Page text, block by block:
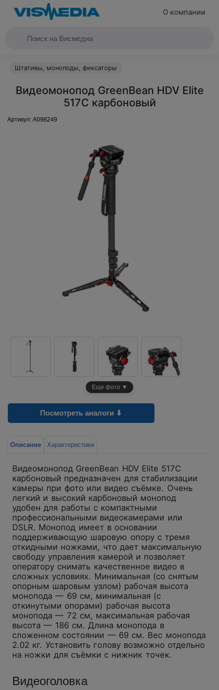
О компании
Штативы, моноподы, фиксаторы
Видеомонопод GreenBean HDV Elite
517С карбоновый
Артикул: A098249
Еще фото ▼
Посмотреть аналоги ⬇
Описание Характеристики
Видеомонопод GreenBean HDV Elite 517С
карбоновый предназначен для стабилизации
камеры при фото или видео съёмке. Очень
легкий и высокий карбоновый монопод
удобен для работы с компактными
профессиональными видеокамерами или
DSLR. Монопод имеет в основании
поддерживающую шаровую опору с тремя
откидными ножками, что дает максимальную
свободу управления камерой и позволяет
оператору снимать качественное видео в
сложных условиях. Минимальная (со снятым
опорным шаровым узлом) рабочая высота
монопода — 69 см, минимальная (с
откинутыми опорами) рабочая высота
монопода — 72 см, максимальная рабочая
высота — 186 см. Длина монопода в
сложенном состоянии — 69 см. Вес монопода
2.02 кг. Установить голову возможно отдельно
на ножки для съёмки с нижник точек.
Видеоголовка